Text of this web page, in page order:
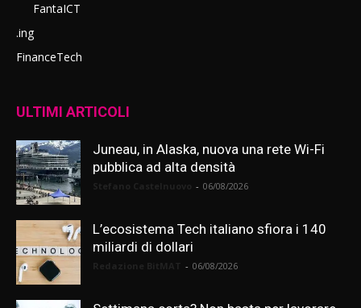
FantaICT
.ing
FinanceTech
ULTIMI ARTICOLI
Juneau, in Alaska, nuova una rete Wi-Fi
pubblica ad alta densità
- 06/08/2026
L’ecosistema Tech italiano sfiora i 140
miliardi di dollari
- 06/08/2026